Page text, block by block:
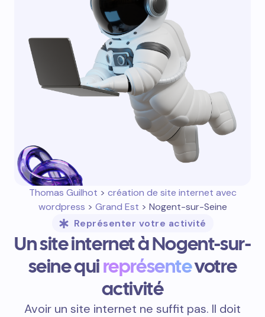
Thomas Guilhot > création de site internet avec
wordpress > Grand Est > Nogent-sur-Seine
Représenter votre activité
Un site internet à Nogent-sur-
seine quireprésentevotre
activité
Avoir un site internet ne suffit pas. Il doit